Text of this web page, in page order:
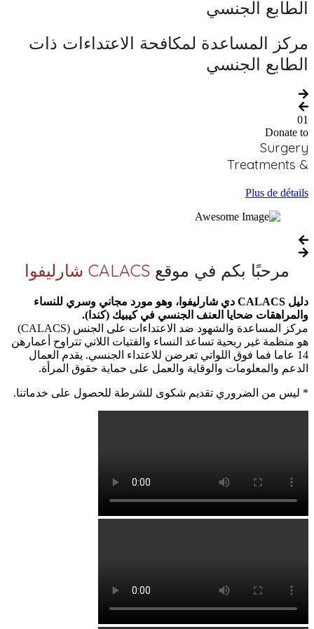
الطابع الجنسي
مركز المساعدة لمكافحة الاعتداءات ذات
الطابع الجنسي
01
Donate to
Surgery
& Treatments
Plus de détails
مرحبًا بكم في موقع CALACS شارليفوا
دليل CALACS دي شارليفوا، وهو مورد مجاني وسري للنساء
والمراهقات ضحايا العنف الجنسي في كيبيك (كندا).
مركز المساعدة والشهود ضد الاعتداءات على الجنس (CALACS)
هو منظمة غير ربحية تساعد النساء والفتيات اللاتي تتراوح أعمارهن
14 عاما فما فوق اللواتي تعرضن للاعتداء الجنسي. يقدم العمال
الدعم والمعلومات والوقاية والعمل على حماية حقوق المرأة.
* ليس من الضروري تقديم شكوى للشرطة للحصول على خدماتنا.